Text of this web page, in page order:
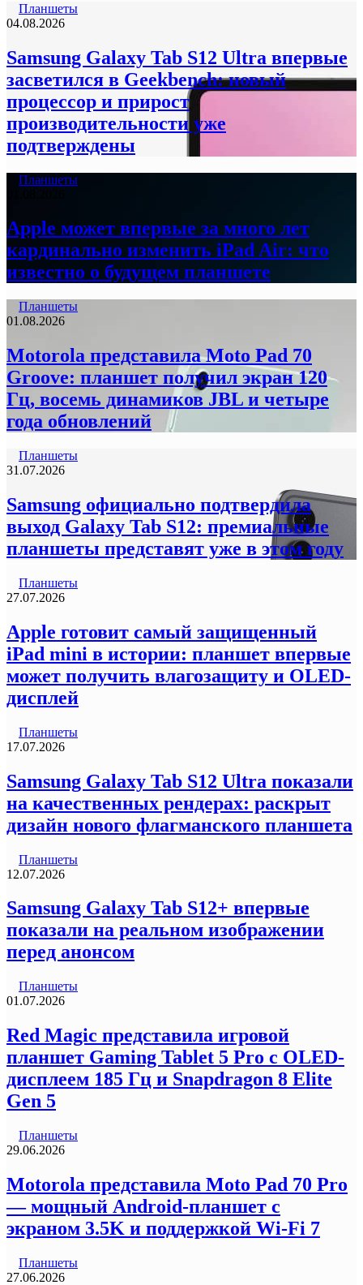
Планшеты
04.08.2026
Samsung Galaxy Tab S12 Ultra впервые
засветился в Geekbench: новый
процессор и прирост
производительности уже
подтверждены
Планшеты
Apple может впервые за много лет
кардинально изменить iPad Air: что
известно о будущем планшете
Планшеты
01.08.2026
Motorola представила Moto Pad 70
Groove: планшет получил экран 120
Гц, восемь динамиков JBL и четыре
года обновлений
Планшеты
31.07.2026
Samsung официально подтвердила
выход Galaxy Tab S12: премиальные
планшеты представят уже в этом году
Планшеты
27.07.2026
Apple готовит самый защищенный
iPad mini в истории: планшет впервые
может получить влагозащиту и OLED-
дисплей
Планшеты
17.07.2026
Samsung Galaxy Tab S12 Ultra показали
на качественных рендерах: раскрыт
дизайн нового флагманского планшета
Планшеты
12.07.2026
Samsung Galaxy Tab S12+ впервые
показали на реальном изображении
перед анонсом
Планшеты
01.07.2026
Red Magic представила игровой
планшет Gaming Tablet 5 Pro с OLED-
дисплеем 185 Гц и Snapdragon 8 Elite
Gen 5
Планшеты
29.06.2026
Motorola представила Moto Pad 70 Pro
— мощный Android-планшет с
экраном 3.5K и поддержкой Wi-Fi 7
Планшеты
27.06.2026